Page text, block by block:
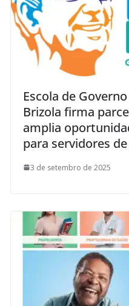
Escola de
Brizola firma
amplia
para servidores
3 de setembro de 2025